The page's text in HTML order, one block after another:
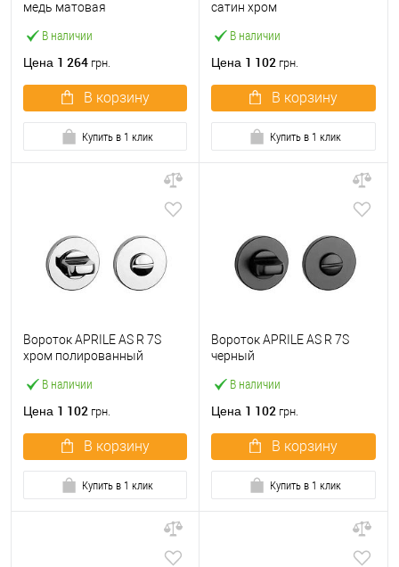
В наличии
медь матовая
Цена 1 264 грн.
В корзину
Купить в 1 клик
В наличии
сатин хром
Цена 1 102 грн.
В корзину
Купить в 1 клик
В наличии
Вороток APRILE AS R 7S
хром полированный
Цена 1 102 грн.
В корзину
Купить в 1 клик
В наличии
Вороток APRILE AS R 7S
черный
Цена 1 102 грн.
В корзину
Купить в 1 клик